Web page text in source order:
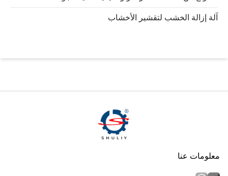
آلة إزالة الخشب لتقشير الأخشاب
معلومات عنا